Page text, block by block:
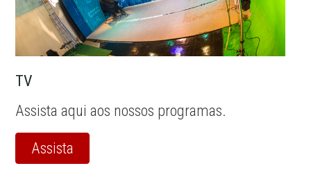
TV
Assista aqui aos nossos programas.
Assista